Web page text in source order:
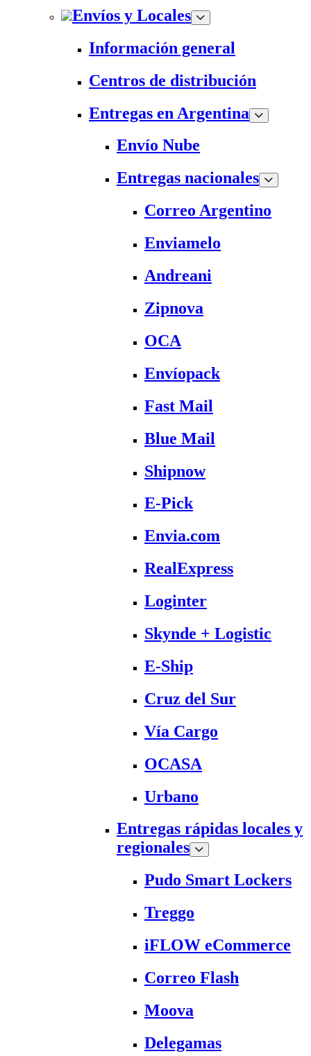
Envíos y Locales
Información general
Centros de distribución
Entregas en Argentina
Envío Nube
Entregas nacionales
Correo Argentino
Enviamelo
Andreani
Zipnova
OCA
Envíopack
Fast Mail
Blue Mail
Shipnow
E-Pick
Envia.com
RealExpress
Loginter
Skynde + Logistic
E-Ship
Cruz del Sur
Vía Cargo
OCASA
Urbano
Entregas rápidas locales y
regionales
Pudo Smart Lockers
Treggo
iFLOW eCommerce
Correo Flash
Moova
Delegamas